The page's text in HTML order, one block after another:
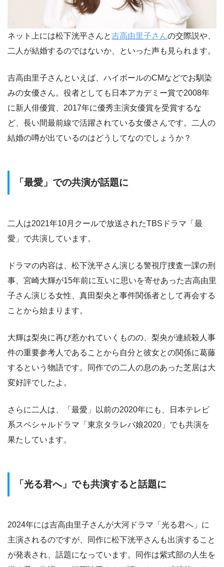
ネット上には松下洸平さんと吉高由里子さんの交際説や、
二人が結婚するのではないか、といった声も見られます。
吉高由里子さんといえば、ハイボールのCMなどでお馴染
みの女優さん。役者としても日本アカデミー賞で2008年
に新人俳優賞、2017年に優秀主演女優賞を受賞するな
ど、長い間最前線で活躍されている女優さんです。二人の
結婚の噂が出ているのはどうしてなのでしょうか？
「最愛」での共演が話題に
二人は2021年10月クールで放送されたTBSドラマ「最
愛」で共演しています。
ドラマの内容は、松下洸平さん演じる警視庁捜査一課の刑
事、宮崎大輝が15年前に互いに思いを寄せあった吉高由里
子さん演じる女性、真田梨央と事件関係者として再会する
ことから始まります。
大輝は梨央に再び惹かれていくものの、梨央が連続殺人事
件の重要参考人であることから自分と彼女との関係に葛藤
するという物語です。同作での二人の息のあった芝居は大
変好評でしたよ。
さらに二人は、「最愛」以前の2020年にも、日本テレビ
系スペシャルドラマ「東京タラレバ娘2020」でも共演を
果たしています。
「光る君へ」でも共演すると話題に
2024年には吉高由里子さんが大河ドラマ「光る君へ」に
主演されるのですが、同作に松下洸平さんも出演すること
が発表され、話題になっています。同作は紫式部の人生を